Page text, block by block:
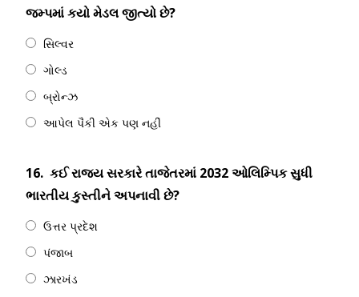
જમ્પમાં કયો મેડલ જીત્યો છે?
સિલ્વર
ગોલ્ડ
બ્રોન્ઝ
આપેલ પૈકી એક પણ નહીં
16. કઈ રાજ્ય સરકારે તાજેતરમાં 2032 ઓલિમ્પિક સુધી
ભારતીય કુસ્તીને અપનાવી છે?
ઉત્તર પ્રદેશ
પંજાબ
ઝારખંડ